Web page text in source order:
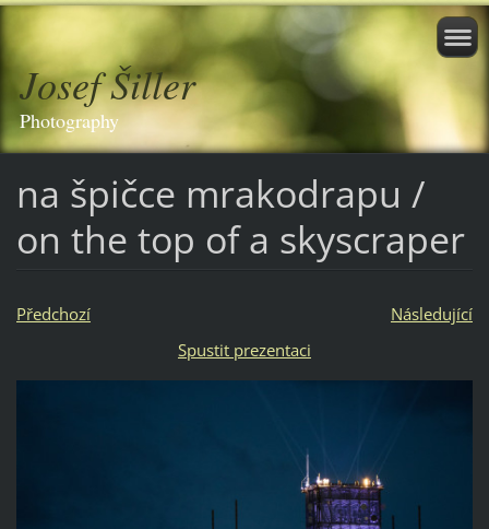
Josef Šiller
Photography
na špičce mrakodrapu /
on the top of a skyscraper
Předchozí
Následující
Spustit prezentaci